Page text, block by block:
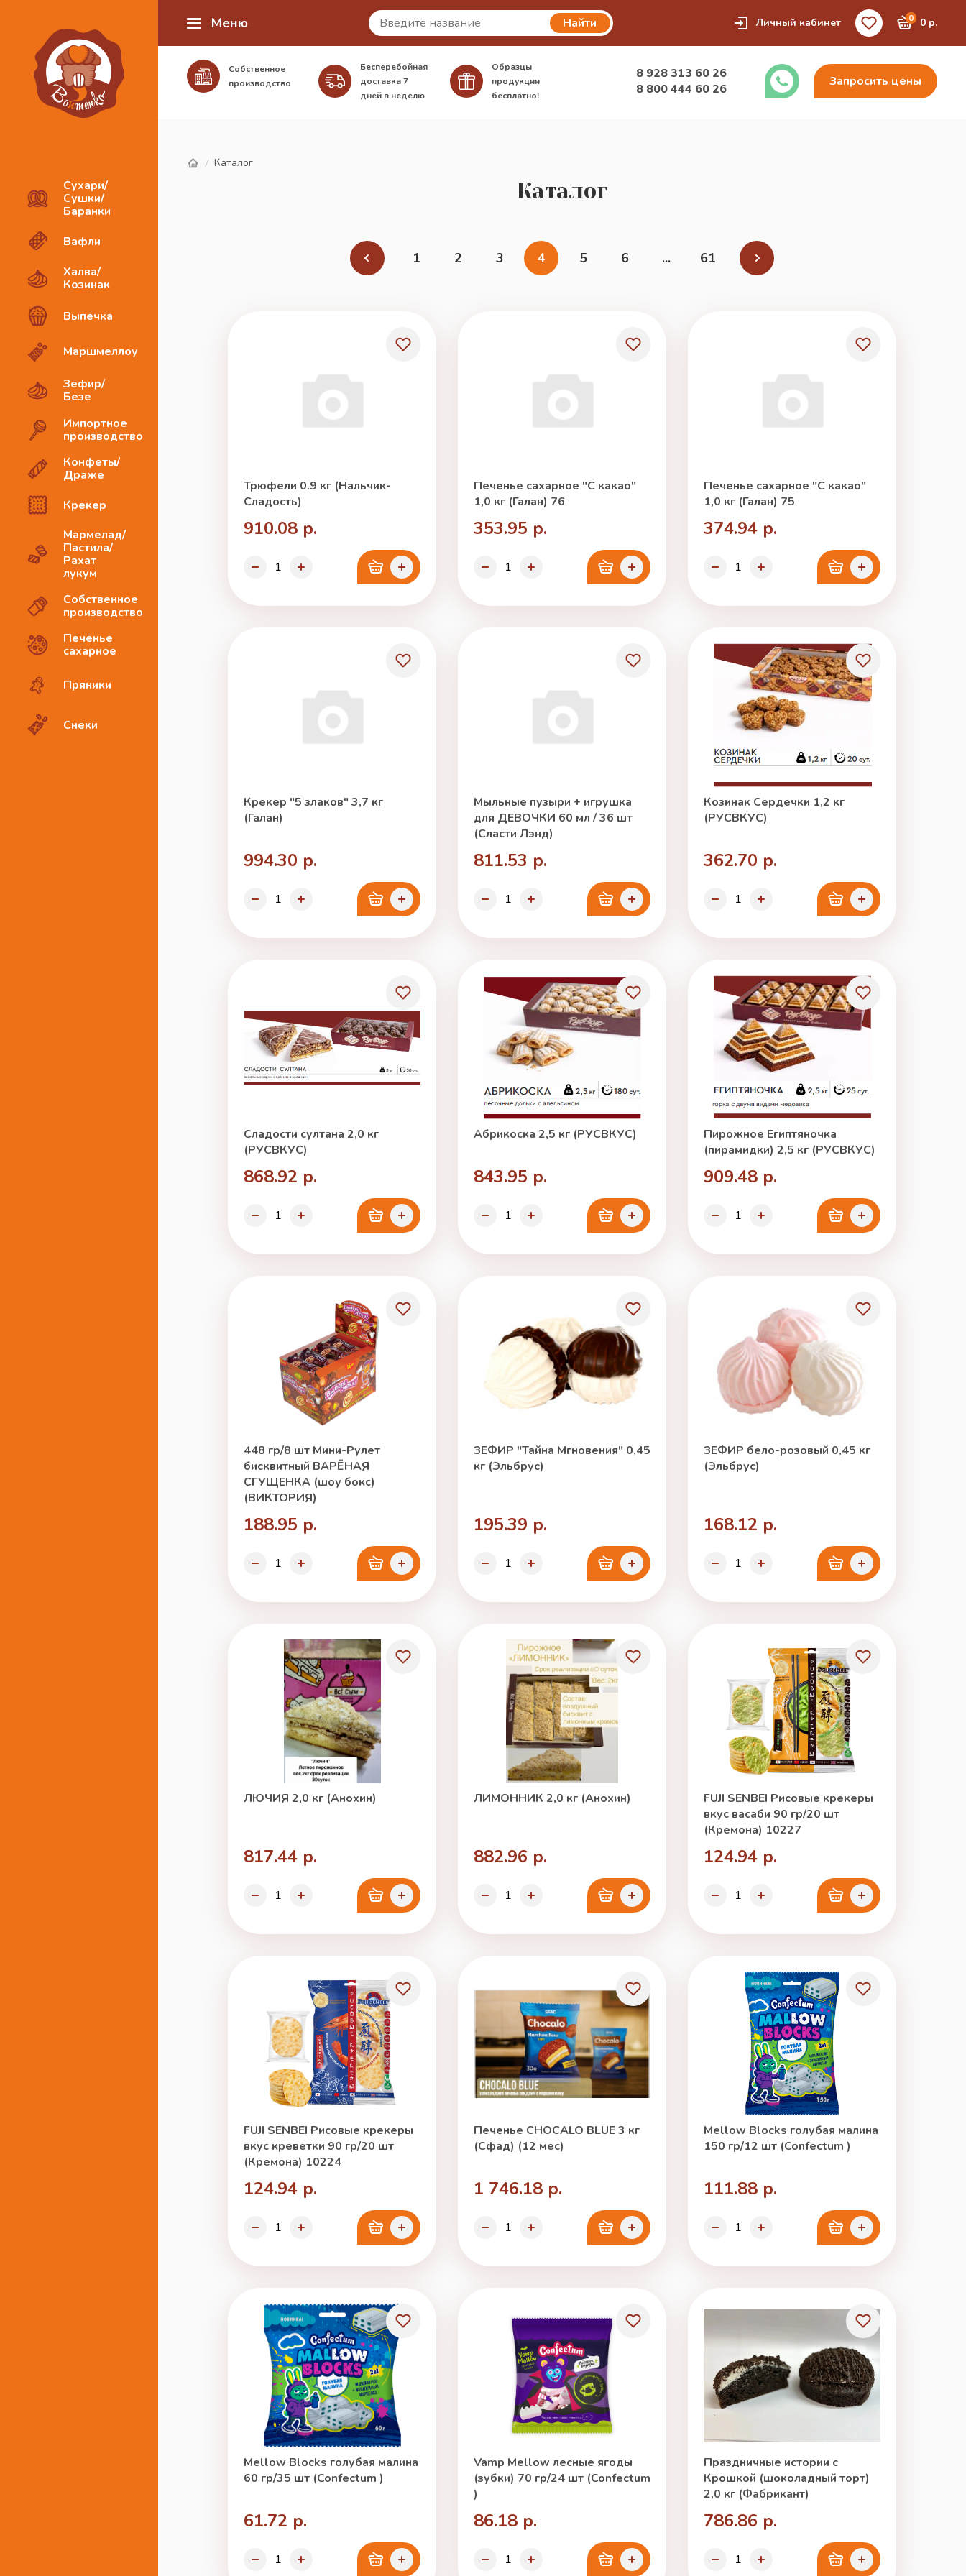
Сухари/
Сушки/
Баранки
Вафли
Халва/
Козинак
Выпечка
Маршмеллоу
Зефир/
Безе
Импортное
производство
Конфеты/
Драже
Крекер
Мармелад/
Пастила/
Рахат
лукум
Собственное
производство
Печенье
сахарное
Пряники
Снеки
Меню Найти Личный кабинет 0 0 р.
Собственное
производство
Бесперебойная
доставка7
дней в неделю
Образцы
продукции
бесплатно!
8 928 313 60 26
8 800 444 60 26
Запросить цены
/ Каталог
Каталог
1 2 3 4 5 6 ... 61
Трюфели 0.9 кг (Нальчик-
Сладость)
910.08 р.
Печенье сахарное "С какао"
1,0 кг (Галан) 76
353.95 р.
Печенье сахарное "С какао"
1,0 кг (Галан) 75
374.94 р.
Крекер "5 злаков" 3,7 кг
(Галан)
994.30 р.
Мыльные пузыри + игрушка
для ДЕВОЧКИ 60 мл / 36 шт
(Сласти Лэнд)
811.53 р.
Козинак Сердечки 1,2 кг
(РУСВКУС)
362.70 р.
Сладости султана 2,0 кг
(РУСВКУС)
868.92 р.
Абрикоска 2,5 кг (РУСВКУС)
843.95 р.
Пирожное Египтяночка
(пирамидки) 2,5 кг (РУСВКУС)
909.48 р.
448 гр/8 шт Мини-Рулет
бисквитный ВАРЁНАЯ
СГУЩЕНКА (шоу бокс)
(ВИКТОРИЯ)
188.95 р.
ЗЕФИР "Тайна Мгновения" 0,45
кг (Эльбрус)
195.39 р.
ЗЕФИР бело-розовый 0,45 кг
(Эльбрус)
168.12 р.
ЛЮЧИЯ 2,0 кг (Анохин)
817.44 р.
ЛИМОННИК 2,0 кг (Анохин)
882.96 р.
FUJI SENBEI Рисовые крекеры
вкус васаби 90 гр/20 шт
(Кремона) 10227
124.94 р.
FUJI SENBEI Рисовые крекеры
вкус креветки 90 гр/20 шт
(Кремона) 10224
124.94 р.
Печенье CHOCALO BLUE 3 кг
(Сфад) (12 мес)
1 746.18 р.
Mellow Blocks голубая малина
150 гр/12 шт (Confectum )
111.88 р.
Mellow Blocks голубая малина
60 гр/35 шт (Confectum )
61.72 р.
Vamp Mellow лесные ягоды
(зубки) 70 гр/24 шт (Confectum
)
86.18 р.
Праздничные истории с
Крошкой (шоколадный торт)
2,0 кг (Фабрикант)
786.86 р.